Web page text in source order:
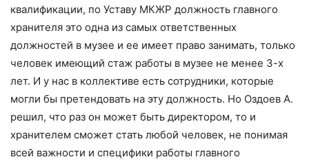
квалификации, по Уставу МКЖР должность главного
хранителя это одна из самых ответственных
должностей в музее и ее имеет право занимать, только
человек имеющий стаж работы в музее не менее 3-х
лет. И у нас в коллективе есть сотрудники, которые
могли бы претендовать на эту должность. Но Оздоев А.
решил, что раз он может быть директором, то и
хранителем сможет стать любой человек, не понимая
всей важности и специфики работы главного